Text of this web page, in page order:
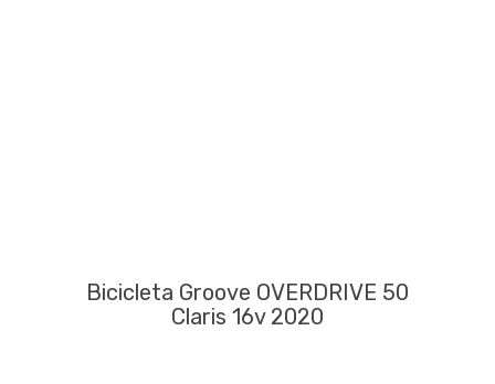
Bicicleta Groove OVERDRIVE 50
Claris 16v 2020